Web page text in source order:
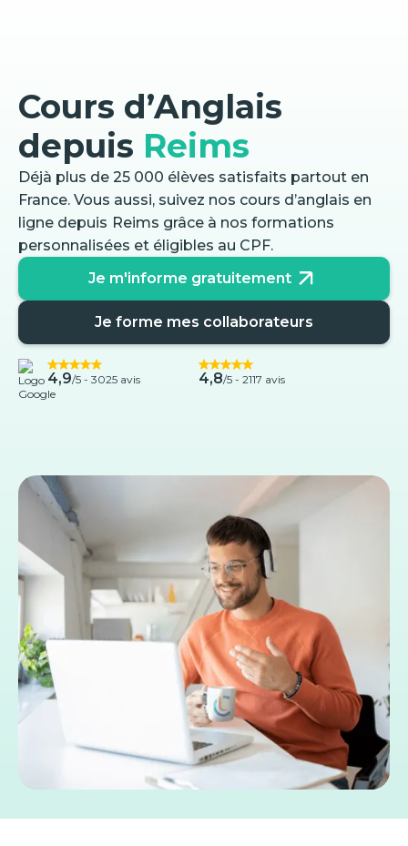
Cours d’Anglais
depuis Reims
Déjà plus de 25 000 élèves satisfaits partout en
France. Vous aussi, suivez nos cours d’anglais en
ligne depuis Reims grâce à nos formations
personnalisées et éligibles au CPF.
Je m'informe gratuitement
Je forme mes collaborateurs
4,9/5 - 3025 avis 4,8/5 - 2117 avis